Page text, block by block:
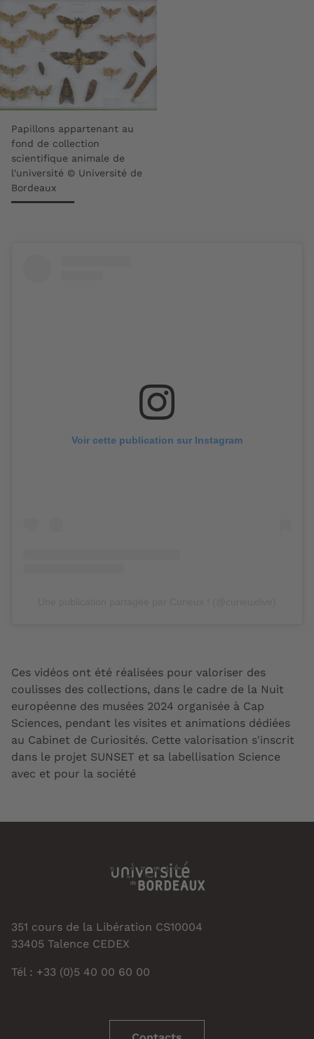
Papillons appartenant au
fond de collection
scientifique animale de
l'université © Université de
Bordeaux
Voir cette publication sur Instagram
Ces vidéos ont été réalisées pour valoriser des
coulisses des collections, dans le cadre de la Nuit
européenne des musées 2024 organisée à Cap
Sciences, pendant les visites et animations dédiées
au Cabinet de Curiosités. Cette valorisation s'inscrit
dans le projet SUNSET et sa labellisation Science
avec et pour la société
351 cours de la Libération CS10004
33405 Talence CEDEX
Tél : +33 (0)5 40 00 60 00